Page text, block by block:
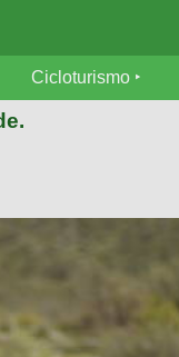
Cicloturismo